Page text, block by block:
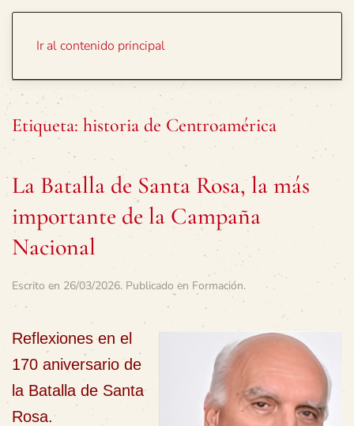
Ir al contenido principal
Etiqueta: historia de Centroamérica
La Batalla de Santa Rosa, la más
importante de la Campaña
Nacional
Escrito en 26/03/2026. Publicado en Formación.
Reflexiones en el
170 aniversario de
la Batalla de Santa
Rosa.